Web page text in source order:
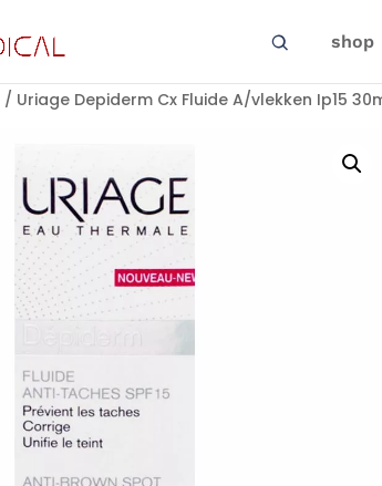
shop
/ Uriage Depiderm Cx Fluide A/vlekken Ip15